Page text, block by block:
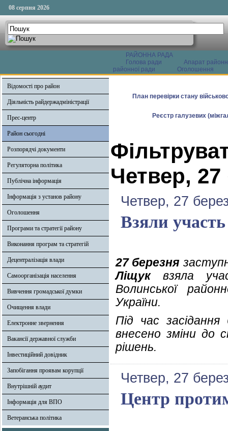
08 серпня 2026
РАЙОННА РАДА
Голова ради
Апарат
районної ради
Оголошення
Відомості про район
Діяльність райдержадміністрації
Прес-центр
Район сьогодні
Розпорядчі документи
Регуляторна політика
Публічна інформація
Інформація з установ району
Оголошення
Програми та стратегії району
Виконання програм та стратегій
Децентралізація влади
Самоорганізація населення
Вивчення громадської думки
Очищення влади
Електронне звернення
Вакансії державної служби
Інвестиційний довідник
Запобігання проявам корупції
Внутрішній аудит
Інформація для ВПО
Ветеранська політика
План перевірки стану
Реєстр галузевих
Четвер, 27
Четвер, 27
Взяли участь
27 березня
Ліщуквзяла
Волинської
України.
Під час засідання
внесено зміни до
рішень.
Четвер, 27
Центр